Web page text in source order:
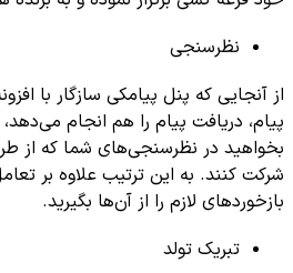
نظرسنجی
از آنجایی که پنل پیامکی سازگار با
پیام، دریافت پیام را هم انجام می‌دهد،
بخواهید در نظرسنجی‌های شما که از
شرکت کنند. به این ترتیب علاوه بر
بازخوردهای لازم را از آن‌ها بگیرید.
تبریک تولد